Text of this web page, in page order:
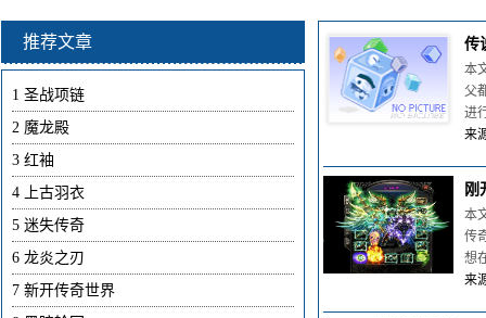
传
本
父
进
来
刚
本
传
想
来
推荐文章
1 圣战项链
2 魔龙殿
3 红袖
4
上古羽衣
5 迷失传奇
6 龙炎之刃
7 新开传奇世界